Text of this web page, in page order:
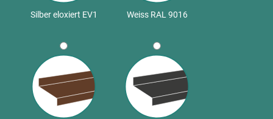
Silber eloxiert EV1 Weiss RAL 9016